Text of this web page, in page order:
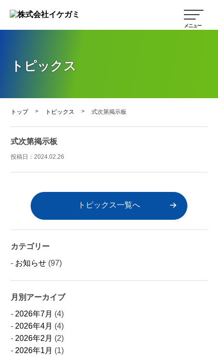
トピックス
トップ > トピックス > 式次第掲示板
式次第掲示板
投稿日：2024.02.26
トピックス一覧へ
カテゴリー
お知らせ (97)
月別アーカイブ
2026年7月 (4)
2026年4月 (4)
2026年2月 (2)
2026年1月 (1)